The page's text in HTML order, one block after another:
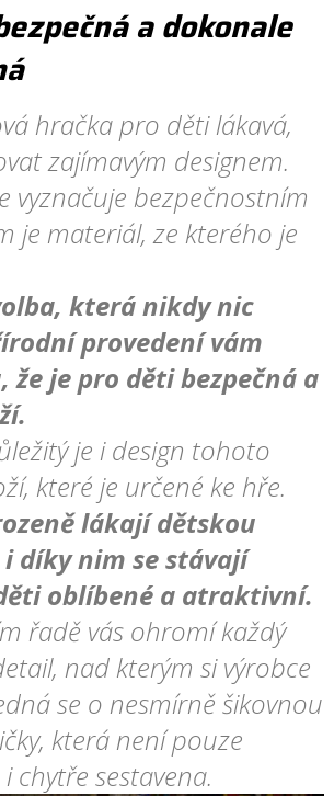
a dokonale
hračka pro děti lákavá,
zajímavým designem.
vyznačuje bezpečnostním
je materiál, ze kterého je
která nikdy nic
provedení vám
že je pro děti bezpečná a
je i design tohoto
které je určené ke hře.
lákají dětskou
díky nim se stávají
oblíbené a atraktivní.
řadě vás ohromí každý
nad kterým si výrobce
se o nesmírně šikovnou
která není pouze
chytře sestavena.